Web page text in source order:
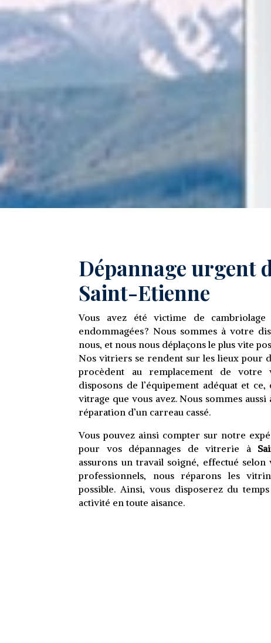
Dépannage urgent
Saint-Etienne
Vous avez été victime de
endommagées ? Nous sommes à votre
nous, et nous nous déplaçons le plus vite
Nos vitriers se rendent sur les lieux pour
procèdent au remplacement de votre
disposons de l’équipement adéquat et
vitrage que vous avez. Nous sommes
réparation d’un carreau cassé.
Vous pouvez ainsi compter sur notre
pour vos dépannages de vitrerie à
assurons un travail soigné, effectué selon
professionnels, nous réparons les
possible. Ainsi, vous disposerez du
activité en toute aisance.